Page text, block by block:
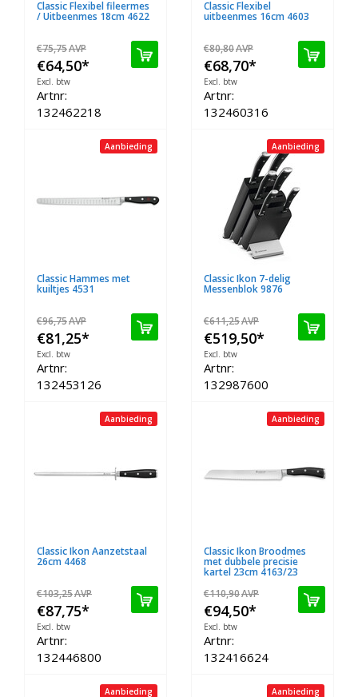
Classic Flexibel fileermes
/ Uitbeenmes 18cm 4622
€75,75AVP
€64,50*
Excl. btw
Artnr:
132462218
Classic Flexibel
uitbeenmes 16cm 4603
€80,80AVP
€68,70*
Excl. btw
Artnr:
132460316
Aanbieding
Classic Hammes met
kuiltjes 4531
€96,75AVP
€81,25*
Excl. btw
Artnr:
132453126
Aanbieding
Classic Ikon 7-delig
Messenblok 9876
€611,25AVP
€519,50*
Excl. btw
Artnr:
132987600
Aanbieding
Classic Ikon Aanzetstaal
26cm 4468
€103,25AVP
€87,75*
Excl. btw
Artnr:
132446800
Aanbieding
Classic Ikon Broodmes
met dubbele precisie
kartel 23cm 4163/23
€110,90AVP
€94,50*
Excl. btw
Artnr:
132416624
Aanbieding Aanbieding